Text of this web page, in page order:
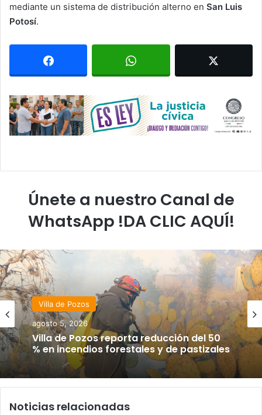
mediante un sistema de distribución alterno en San Luis
Potosí.
Únete a nuestro Canal de
WhatsApp !DA CLIC AQUÍ!
Villa de Pozos
agosto 5, 2026
Villa de Pozos reporta reducción del 50
destacadas
agosto 5, 2026
Inauguran paso a desnivel de Circuito
movilidad metropolitana
Noticias relacionadas